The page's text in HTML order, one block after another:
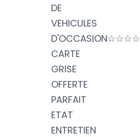
DE
VEHICULES
D'OCCASION☆☆☆☆
CARTE
GRISE
OFFERTE
PARFAIT
ETAT
ENTRETIEN